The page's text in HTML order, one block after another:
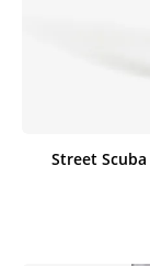
Street